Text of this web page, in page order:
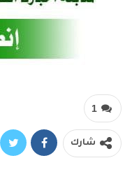
1
شارك